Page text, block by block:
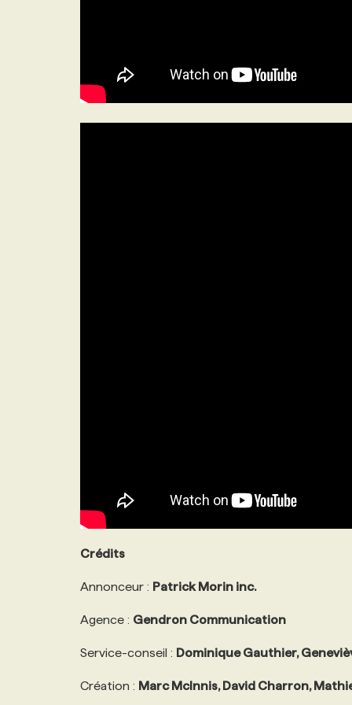
Crédits
Annonceur : Patrick Morin inc.
Agence : Gendron Communication
Service-conseil : Dominique Gauthier,
Création : Marc McInnis, David Charron,